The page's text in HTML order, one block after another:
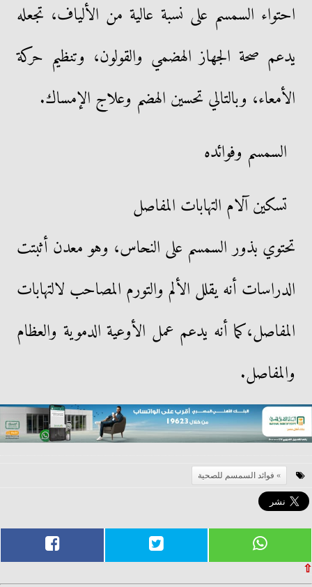
احتواء السمسم على نسبة عالية من الألياف، تجعله
يدعم صحة الجهاز الهضمي والقولون، وتنظيم حركة
الأمعاء، وبالتالي تحسين الهضم وعلاج الإمساك.
السمسم وفوائده
تسكين آلام التهابات المفاصل
تحتوي بذور السمسم على النحاس، وهو معدن أثبتت
الدراسات أنه يقلل الألم والتورم المصاحب لالتهابات
المفاصل،كما أنه يدعم عمل الأوعية الدموية والعظام
والمفاصل.
فوائد السمسم للصحية
⇧